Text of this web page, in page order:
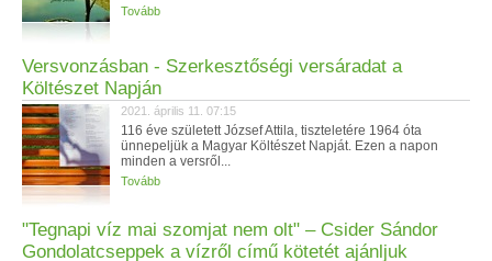
Tovább
Versvonzásban - Szerkesztőségi versáradat a
Költészet Napján
2021. április 11. 07:15
116 éve született József Attila, tiszteletére 1964 óta
ünnepeljük a Magyar Költészet Napját. Ezen a napon
minden a versről...
Tovább
"Tegnapi víz mai szomjat nem olt" – Csider Sándor
Gondolatcseppek a vízről című kötetét ajánljuk